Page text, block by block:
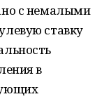
с немалыми
ставку
в